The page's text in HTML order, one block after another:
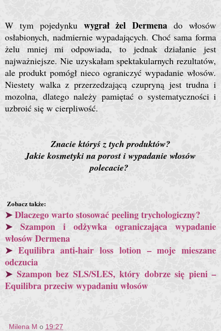
W tym pojedynku wygrał żel Dermena do włosów
osłabionych, nadmiernie wypadających. Choć sama forma
żelu mniej mi odpowiada, to jednak działanie jest
najważniejsze. Nie uzyskałam spektakularnych rezultatów,
ale produkt pomógł nieco ograniczyć wypadanie włosów.
Niestety walka z przerzedzającą czupryną jest trudna i
mozolna, dlatego należy pamiętać o systematyczności i
uzbroić się w cierpliwość.
Znacie któryś z tych produktów?
Jakie kosmetyki na porost i wypadanie włosów
polecacie?
Zobacz także:
➤Dlaczego warto stosować peeling trychologiczny?
➤
Szampon i odżywka ograniczająca wypadanie
włosów Dermena
➤ Equilibra anti-hair loss lotion – moje mieszane
odczucia
➤ Szampon bez SLS/SLES, który dobrze się pieni –
Equilibra przeciw wypadaniu włosów
Milena M o 19:27